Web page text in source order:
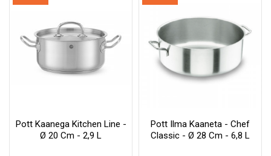
Pott Kaanega Kitchen Line -
Ø 20 Cm - 2,9 L
Pott Ilma Kaaneta - Chef
Classic - Ø 28 Cm - 6,8 L